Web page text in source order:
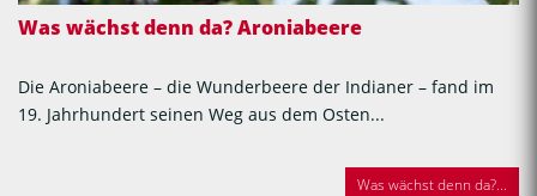
Was wächst denn da? Aroniabeere
Die Aroniabeere – die Wunderbeere der Indianer – fand im
19. Jahrhundert seinen Weg aus dem Osten...
Was wächst denn da?...